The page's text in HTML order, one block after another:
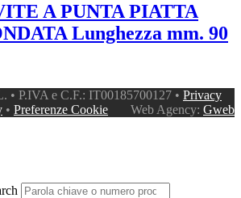
A PUNTA PIATTA
Lunghezza mm. 90
• P.IVA e C.F.: IT00185700127 • Privacy
• Preferenze Cookie Web Agency: Gweb